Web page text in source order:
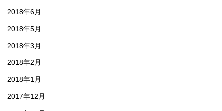
2018年6月
2018年5月
2018年3月
2018年2月
2018年1月
2017年12月